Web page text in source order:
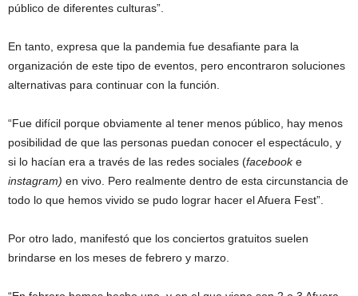
público de diferentes culturas”.
En tanto, expresa que la pandemia fue desafiante para la
organización de este tipo de eventos, pero encontraron soluciones
alternativas para continuar con la función.
“Fue difícil porque obviamente al tener menos público, hay menos
posibilidad de que las personas puedan conocer el espectáculo, y
si lo hacían era a través de las redes sociales (facebooke
instagram) en vivo. Pero realmente dentro de esta circunstancia de
todo lo que hemos vivido se pudo lograr hacer el Afuera Fest”.
Por otro lado, manifestó que los conciertos gratuitos suelen
brindarse en los meses de febrero y marzo.